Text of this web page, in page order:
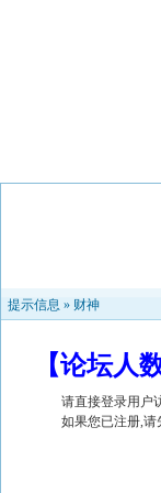
提示信息 » 财神
【论坛人
请直接登录用户
如果您已注册,